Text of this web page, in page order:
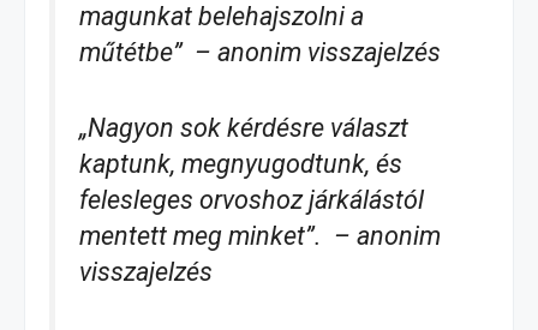
magunkat belehajszolni a
műtétbe” – anonim visszajelzés
„Nagyon sok kérdésre választ
kaptunk, megnyugodtunk, és
felesleges orvoshoz járkálástól
mentett meg minket”. – anonim
visszajelzés